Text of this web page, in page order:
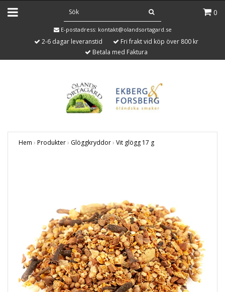
0
E-postadress: kontakt@olandsortagard.se
2-6 dagar leveranstid
Fri frakt vid köp över 800 kr
Betala med Faktura
Hem › Produkter› Glöggkryddor› Vit glögg 17 g